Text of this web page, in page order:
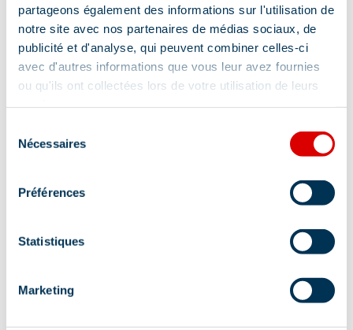
partageons également des informations sur l'utilisation de
notre site avec nos partenaires de médias sociaux, de
publicité et d'analyse, qui peuvent combiner celles-ci
avec d'autres informations que vous leur avez fournies
ou qu'ils ont collectées lors de votre utilisation de leurs
Nécessaires
Préférences
Statistiques
Marketing
Adres